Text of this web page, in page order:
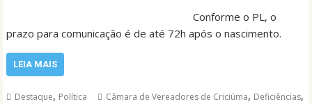
Conforme o PL, o
prazo para comunicação é de até 72h após o nascimento.
LEIA MAIS
Destaque, Política Câmara de Vereadores de Criciúma, Deficiências,